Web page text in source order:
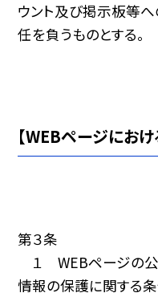
ウント及び掲示板等
任を負うものとする。
【WEBページにお
第３条
１ WEBページの公
情報の保護に関する